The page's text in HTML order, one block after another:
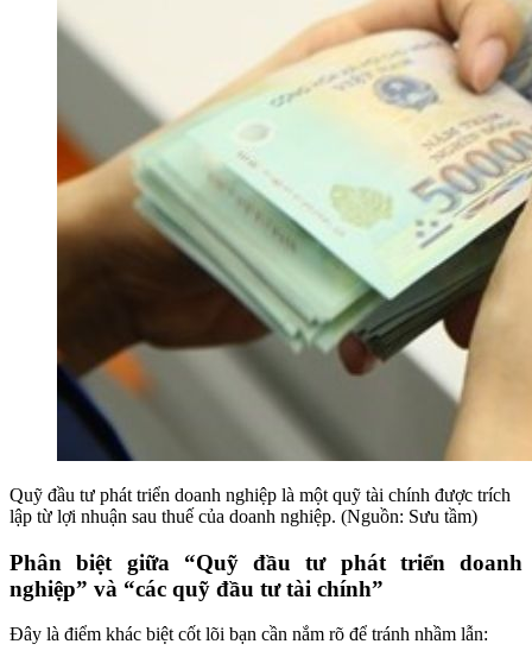
Quỹ đầu tư phát triển doanh nghiệp là một quỹ tài chính được trích
lập từ lợi nhuận sau thuế của doanh nghiệp. (Nguồn: Sưu tầm)
Phân biệt giữa “Quỹ đầu tư phát triển doanh
nghiệp” và “các quỹ đầu tư tài chính”
Đây là điểm khác biệt cốt lõi bạn cần nắm rõ để tránh nhầm lẫn: